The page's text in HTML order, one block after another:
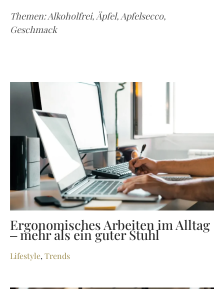
Themen:Alkoholfrei, Äpfel, Apfelsecco,
Geschmack
Ergonomisches Arbeiten im Alltag
– mehr als ein guter Stuhl
Lifestyle, Trends